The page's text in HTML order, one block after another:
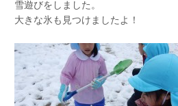
近づいているようです・・・
だんだん開いていく絵本の大きさにも
ビックリ(@_@)でした。
本日の給食
雪遊びをしました。
大きな氷も見つけましたよ！